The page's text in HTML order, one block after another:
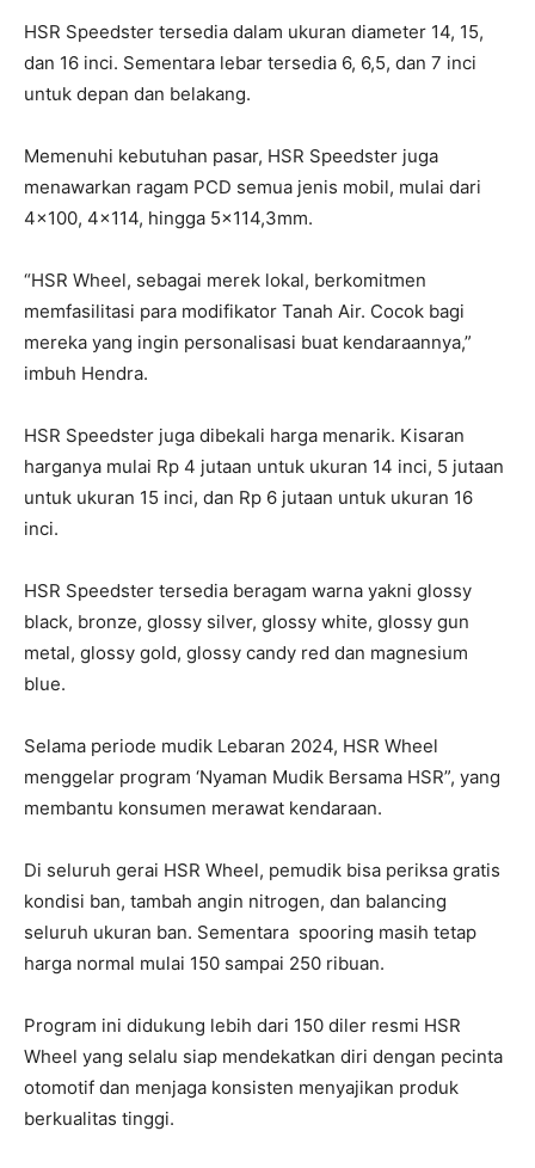
HSR Speedster tersedia dalam ukuran diameter 14, 15,
dan 16 inci. Sementara lebar tersedia 6, 6,5, dan 7 inci
untuk depan dan belakang.
Memenuhi kebutuhan pasar, HSR Speedster juga
menawarkan ragam PCD semua jenis mobil, mulai dari
4×100, 4×114, hingga 5×114,3mm.
“HSR Wheel, sebagai merek lokal, berkomitmen
memfasilitasi para modifikator Tanah Air. Cocok bagi
mereka yang ingin personalisasi buat kendaraannya,”
imbuh Hendra.
HSR Speedster juga dibekali harga menarik. Kisaran
harganya mulai Rp 4 jutaan untuk ukuran 14 inci, 5 jutaan
untuk ukuran 15 inci, dan Rp 6 jutaan untuk ukuran 16
inci.
HSR Speedster tersedia beragam warna yakni glossy
black, bronze, glossy silver, glossy white, glossy gun
metal, glossy gold, glossy candy red dan magnesium
blue.
Selama periode mudik Lebaran 2024, HSR Wheel
menggelar program ‘Nyaman Mudik Bersama HSR”, yang
membantu konsumen merawat kendaraan.
Di seluruh gerai HSR Wheel, pemudik bisa periksa gratis
kondisi ban, tambah angin nitrogen, dan balancing
seluruh ukuran ban. Sementara spooring masih tetap
harga normal mulai 150 sampai 250 ribuan.
Program ini didukung lebih dari 150 diler resmi HSR
Wheel yang selalu siap mendekatkan diri dengan pecinta
otomotif dan menjaga konsisten menyajikan produk
berkualitas tinggi.